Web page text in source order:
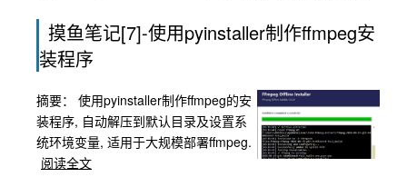
摸鱼笔记[7]-使用pyinstaller制作ffmpeg安
装程序
摘要： 使用pyinstaller制作ffmpeg的安
装程序, 自动解压到默认目录及设置系
统环境变量, 适用于大规模部署ffmpeg.
阅读全文